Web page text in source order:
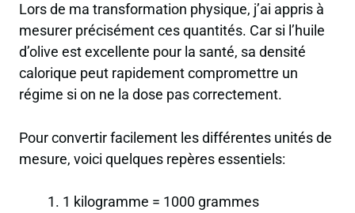
Lors de ma transformation physique, j’ai appris à
mesurer précisément ces quantités. Car si l’huile
d’olive est excellente pour la santé, sa densité
calorique peut rapidement compromettre un
régime si on ne la dose pas correctement.
Pour convertir facilement les différentes unités de
mesure, voici quelques repères essentiels:
1 kilogramme = 1000 grammes